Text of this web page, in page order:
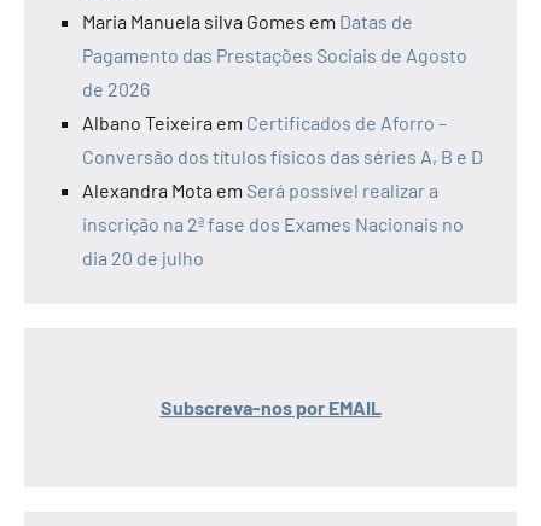
Maria Manuela silva Gomes em Datas de
Pagamento das Prestações Sociais de Agosto
de 2026
Albano Teixeira em Certificados de Aforro –
Conversão dos títulos físicos das séries A, B e D
Alexandra Mota em Será possível realizar a
inscrição na 2ª fase dos Exames Nacionais no
dia 20 de julho
Subscreva-nos por EMAIL